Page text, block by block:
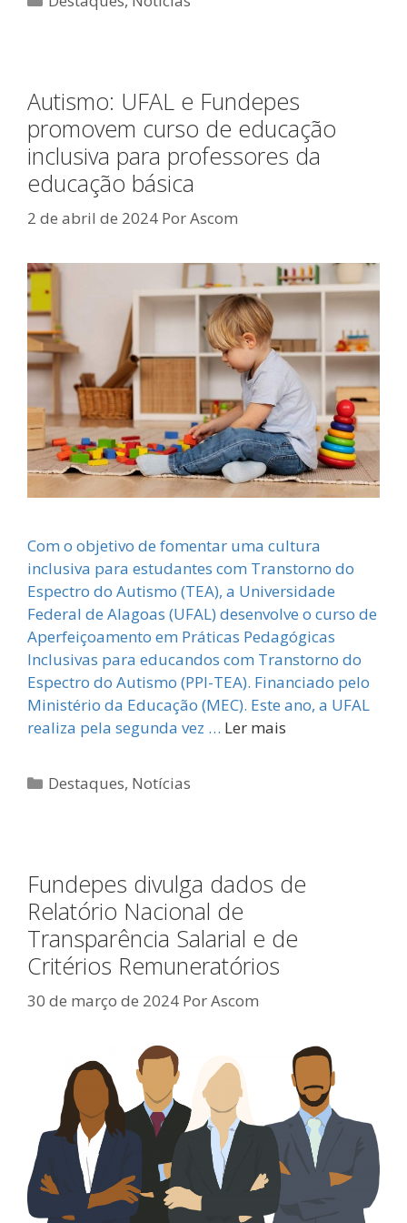
Autismo: UFAL e Fundepes
promovem curso de educação
inclusiva para professores da
educação básica
2 de abril de 2024 PorAscom
Com o objetivo de fomentar uma cultura
inclusiva para estudantes com Transtorno do
Espectro do Autismo (TEA), a Universidade
Federal de Alagoas (UFAL) desenvolve o curso de
Aperfeiçoamento em Práticas Pedagógicas
Inclusivas para educandos com Transtorno do
Espectro do Autismo (PPI-TEA). Financiado pelo
Ministério da Educação (MEC). Este ano, a UFAL
realiza pela segunda vez … Ler mais
Categorias
Destaques, Notícias
Fundepes divulga dados de
Relatório Nacional de
Transparência Salarial e de
Critérios Remuneratórios
30 de março de 2024 PorAscom